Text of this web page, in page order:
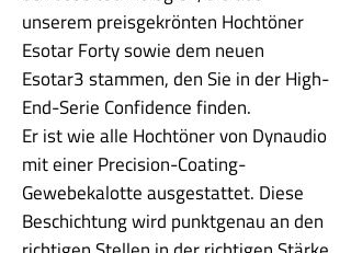
unserem preisgekrönten Hochtöner
Esotar Forty sowie dem neuen
Esotar3 stammen, den Sie in der High-
End-Serie Confidence finden.
Er ist wie alle Hochtöner von Dynaudio
mit einer Precision-Coating-
Gewebekalotte ausgestattet. Diese
Beschichtung wird punktgenau an den